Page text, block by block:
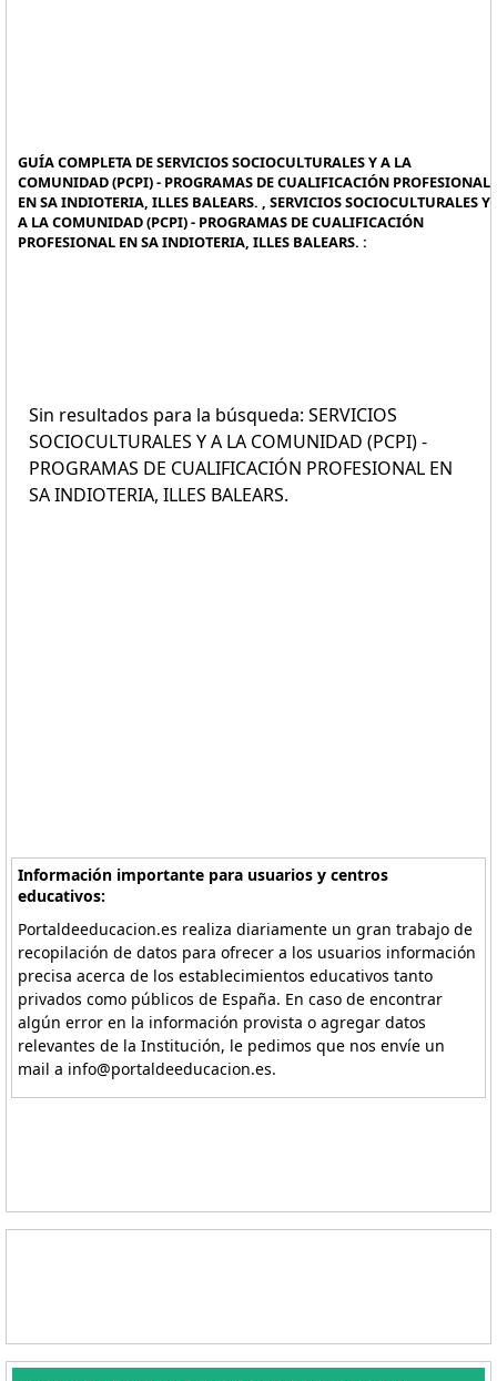
GUÍA COMPLETA DE SERVICIOS SOCIOCULTURALES Y A LA
COMUNIDAD (PCPI) - PROGRAMAS DE CUALIFICACIÓN PROFESIONAL
EN SA INDIOTERIA, ILLES BALEARS. , SERVICIOS SOCIOCULTURALES Y
A LA COMUNIDAD (PCPI) - PROGRAMAS DE CUALIFICACIÓN
PROFESIONAL EN SA INDIOTERIA, ILLES BALEARS. :
Sin resultados para la búsqueda: SERVICIOS
SOCIOCULTURALES Y A LA COMUNIDAD (PCPI) -
PROGRAMAS DE CUALIFICACIÓN PROFESIONAL EN
SA INDIOTERIA, ILLES BALEARS.
Información importante para usuarios y centros
educativos:
Portaldeeducacion.es realiza diariamente un gran trabajo de
recopilación de datos para ofrecer a los usuarios información
precisa acerca de los establecimientos educativos tanto
privados como públicos de España. En caso de encontrar
algún error en la información provista o agregar datos
relevantes de la Institución, le pedimos que nos envíe un
mail a info@portaldeeducacion.es.